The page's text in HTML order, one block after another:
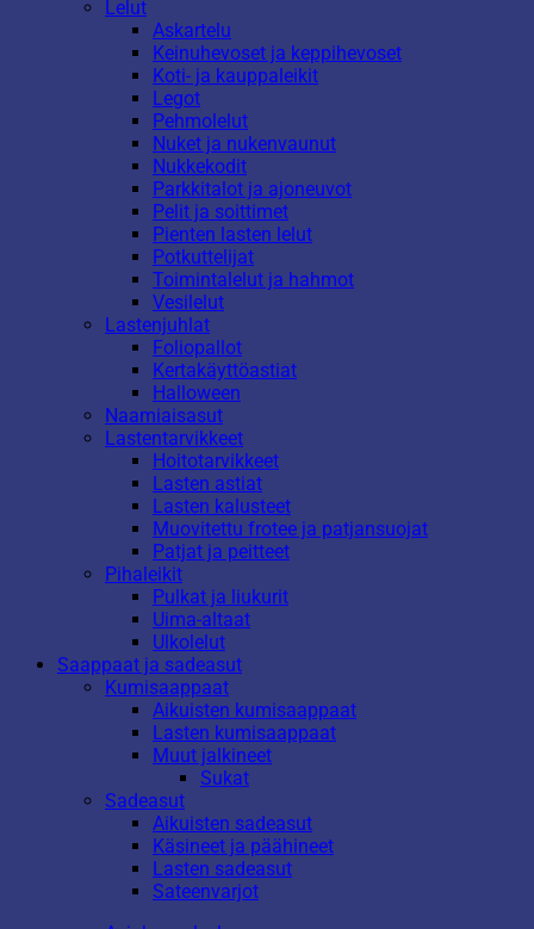
Lelut
Askartelu
Keinuhevoset ja keppihevoset
Koti- ja kauppaleikit
Legot
Pehmolelut
Nuket ja nukenvaunut
Nukkekodit
Parkkitalot ja ajoneuvot
Pelit ja soittimet
Pienten lasten lelut
Potkuttelijat
Toimintalelut ja hahmot
Vesilelut
Lastenjuhlat
Foliopallot
Kertakäyttöastiat
Halloween
Naamiaisasut
Lastentarvikkeet
Hoitotarvikkeet
Lasten astiat
Lasten kalusteet
Muovitettu frotee ja patjansuojat
Patjat ja peitteet
Pihaleikit
Pulkat ja liukurit
Uima-altaat
Ulkolelut
Saappaat ja sadeasut
Kumisaappaat
Aikuisten kumisaappaat
Lasten kumisaappaat
Muut jalkineet
Sukat
Sadeasut
Aikuisten sadeasut
Käsineet ja päähineet
Lasten sadeasut
Sateenvarjot